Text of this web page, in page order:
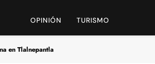
OPINIÓN TURISMO
en Tlalnepantla